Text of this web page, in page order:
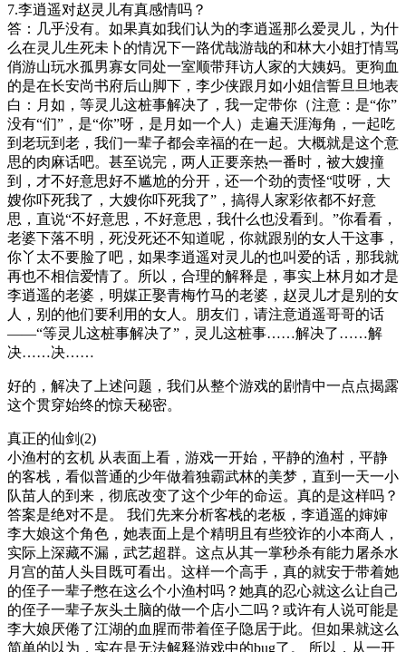
7.李逍遥对赵灵儿有真感情吗？
答：几乎没有。如果真如我们认为的李逍遥那么爱灵儿，为什
么在灵儿生死未卜的情况下一路优哉游哉的和林大小姐打情骂
俏游山玩水孤男寡女同处一室顺带拜访人家的大姨妈。更狗血
的是在长安尚书府后山脚下，李少侠跟月如小姐信誓旦旦地表
白：月如，等灵儿这桩事解决了，我一定带你（注意：是“你”
没有“们”，是“你”呀，是月如一个人）走遍天涯海角，一起吃
到老玩到老，我们一辈子都会幸福的在一起。大概就是这个意
思的肉麻话吧。甚至说完，两人正要亲热一番时，被大嫂撞
到，才不好意思好不尴尬的分开，还一个劲的责怪“哎呀，大
嫂你吓死我了，大嫂你吓死我了”，搞得人家彩依都不好意
思，直说“不好意思，不好意思，我什么也没看到。”你看看，
老婆下落不明，死没死还不知道呢，你就跟别的女人干这事，
你丫太不要脸了吧，如果李逍遥对灵儿的也叫爱的话，那我就
再也不相信爱情了。所以，合理的解释是，事实上林月如才是
李逍遥的老婆，明媒正娶青梅竹马的老婆，赵灵儿才是别的女
人，别的他们要利用的女人。朋友们，请注意逍遥哥哥的话
——“等灵儿这桩事解决了”，灵儿这桩事……解决了……解
决……决……
好的，解决了上述问题，我们从整个游戏的剧情中一点点揭露
这个贯穿始终的惊天秘密。
真正的仙剑(2)
小渔村的玄机 从表面上看，游戏一开始，平静的渔村，平静
的客栈，看似普通的少年做着独霸武林的美梦，直到一天一小
队苗人的到来，彻底改变了这个少年的命运。真的是这样吗？
答案是绝对不是。 我们先来分析客栈的老板，李逍遥的婶婶
李大娘这个角色，她表面上是个精明且有些狡诈的小本商人，
实际上深藏不漏，武艺超群。这点从其一掌秒杀有能力屠杀水
月宫的苗人头目既可看出。这样一个高手，真的就安于带着她
的侄子一辈子憋在这么个小渔村吗？她真的忍心就这么让自己
的侄子一辈子灰头土脑的做一个店小二吗？或许有人说可能是
李大娘厌倦了江湖的血腥而带着侄子隐居于此。但如果就这么
简单的以为，实在是无法解释游戏中的bug了。 所以，从一开